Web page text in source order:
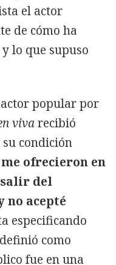
el actor
de cómo ha
lo que supuso
popular por
vivarecibió
condición
ofrecieron en
del
acepté
especificando
como
fue en una